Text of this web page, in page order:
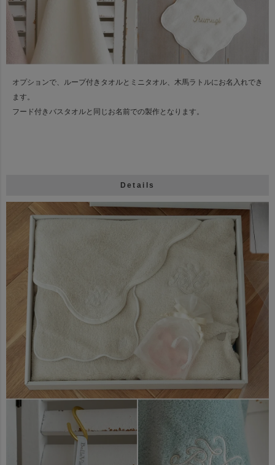
オプションで、ループ付きタオルとミニタオル、木馬ラトルにお名入れでき
ます。
フード付きバスタオルと同じお名前での製作となります。
Details